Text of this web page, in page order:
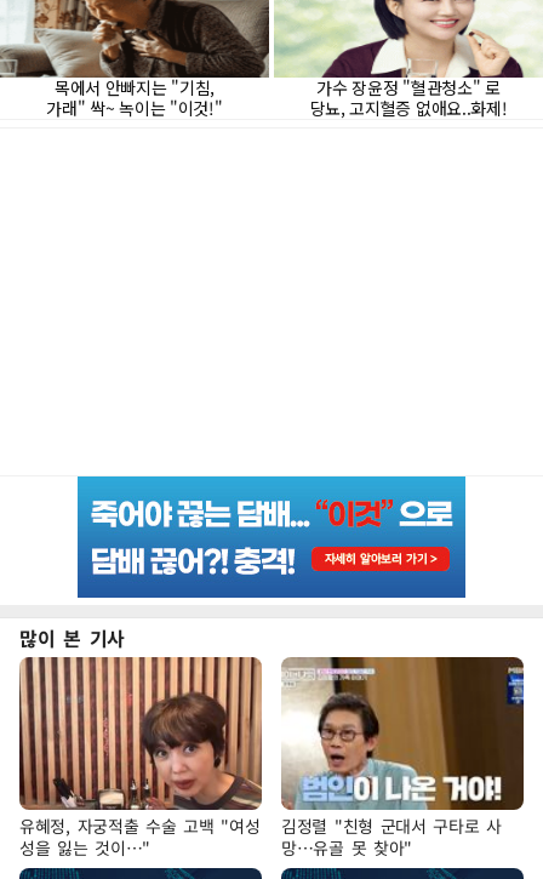
많이 본 기사
유혜정, 자궁적출 수술 고백 "여성
성을 잃는 것이…"
김정렬 "친형 군대서 구타로 사
망…유골 못 찾아"